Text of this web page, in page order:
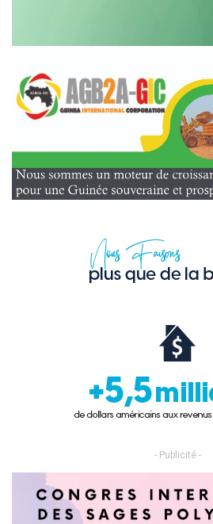
- Publicité -